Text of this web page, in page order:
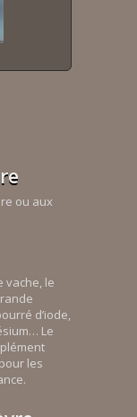
ou aux
vache, le
d’iode,
Le
les